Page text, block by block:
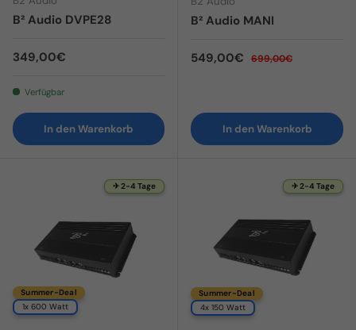
B² Audio DVPE28
Normaler Preis
349,00€
Verfügbar
In den Warenkorb
B² Audio MANI
Verkaufspreis
549,00€ Normaler Preis
699,00€
In den Warenkorb
✈ 2-4 Tage
Summer-Deal
1x 600 Watt
✈ 2-4 Tage
Summer-Deal
4x 150 Watt